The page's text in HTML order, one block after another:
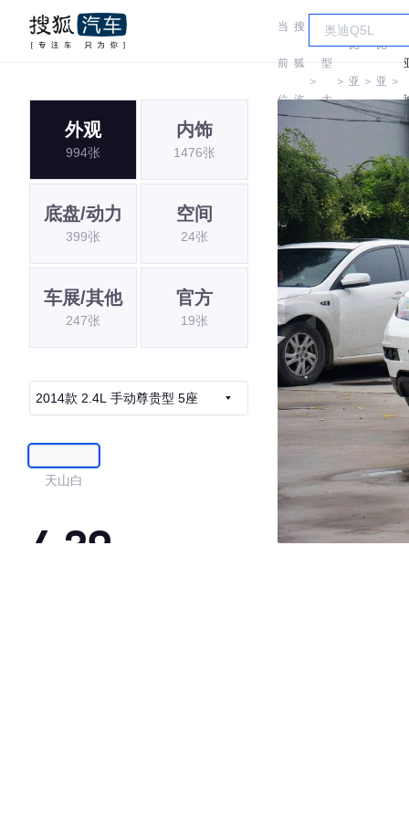
当
前
位
置:
搜
狐
汽
车
＞
车
型
大
＞
比
亚
迪
＞
比
亚
迪
＞
外观
994张
内饰
1476张
底盘/动力
399张
空间
24张
车展/其他
247张
官方
19张
2014款 2.4L 手动尊贵型 5座
天山白
4.39